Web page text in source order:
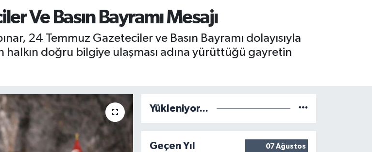
Ve Basın Bayramı Mesajı
24 Temmuz Gazeteciler ve Basın Bayramı dolayısıyla
halkın doğru bilgiye ulaşması adına yürüttüğü gayretin
Yükleniyor...
Geçen Yıl
07 Ağustos